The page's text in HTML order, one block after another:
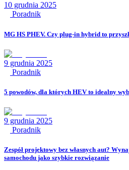
10 grudnia 2025
Poradnik
MG HS PHEV. Czy plug-in hybrid to
9 grudnia 2025
Poradnik
5 powodów, dla których HEV to idealny
9 grudnia 2025
Poradnik
Zespół projektowy bez własnych aut?
samochodu jako szybkie rozwiązanie